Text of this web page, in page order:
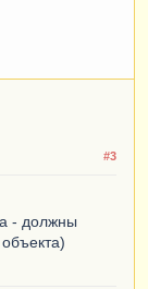
#3
- должны